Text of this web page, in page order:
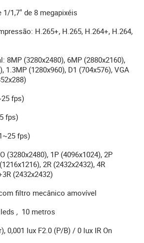
1/1,7" de 8 megapixéis
H.265+, H.265, H.264+, H.264,
8MP (3280x2480), 6MP (2880x2160),
1.3MP (1280x960), D1 (704x576), VGA
fps)
fps)
fps)
(3280x2480), 1P (4096x1024), 2P
2R (2432x2432), 4R
(2432x2432)
filtro mecânico amovível
, 10 metros
0,001 lux F2.0 (P/B) / 0 lux IR On